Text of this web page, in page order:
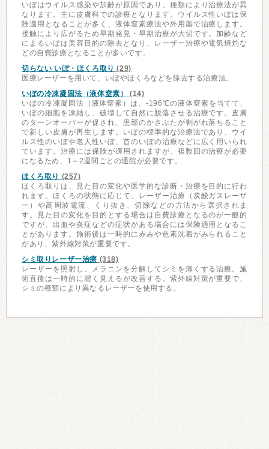
いぼはウイルス感染や加齢が原因であり、種類により治療法が異
なります。主に皮膚科での診療となります。ウイルス性いぼは保
険適用となることが多く、液体窒素療法や外用薬で治療します。
接触により広がるため早期発見・早期治療が大切です。加齢など
によるいぼは美容目的の除去となり、レーザー治療や電気焼灼な
どの自費診療となることが多いです。
切らない いぼ・ほくろ取り (29)
医療レーザーを用いて、いぼやほくろなどを除去する治療法。
いぼの冷凍凝固法（液体窒素）
(14)
いぼの冷凍凝固法（液体窒素）は、-196℃の液体窒素を当てて、
いぼの細胞を凍結し、破壊して自然に脱落させる治療です。皮膚
のターンオーバーが促され、患部のかさぶたが剥がれ落ちること
で新しい皮膚が再生します。いぼの標準的な治療法であり、ウイ
ルス性のいぼや老人性いぼ、首のいぼの治療などに広く用いられ
ています。治療には保険が適用されますが、複数回の治療が必要
になるため、1～2週間ごとの通院が必要です。
ほくろ取り (257)
ほくろ取りは、見た目の変化や医学的な診断・治療を目的に行わ
れます。ほくろの状態に応じて、レーザー治療（炭酸ガスレーザ
ー）や高周波電流、くり抜き、切除などの方法から選択されま
す。見た目の変化を目的とする場合は自費診療となるのが一般的
ですが、出血や炎症などの症状がある場合には保険適用となるこ
とがあります。施術後は一時的に赤みや色素沈着がみられること
があり、紫外線対策が重要です。
シミ取りレーザー治療 (318)
レーザーを照射し、メラニンを分解してシミを薄くする治療。施
術直後は一時的に濃く見えるが改善する。紫外線対策が重要で、
シミの種類により異なるレーザーを使用する。